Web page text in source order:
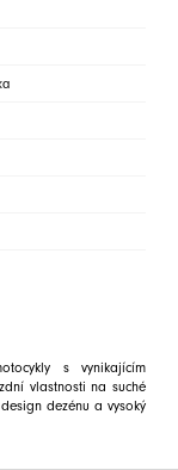
s vynikajícím
vlastnosti na suché
dezénu a vysoký